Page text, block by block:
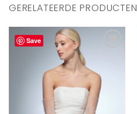
GERELATEERDE PRODUCTEN
Save
verlanglijst
toevoegen